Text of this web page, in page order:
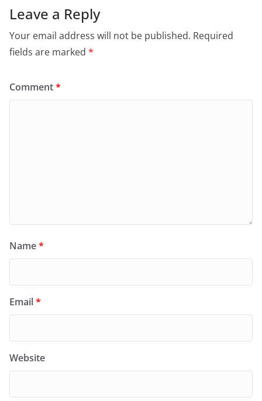
Leave a Reply
Your email address will not be published. Required
fields are marked *
Comment*
Name*
Email*
Website